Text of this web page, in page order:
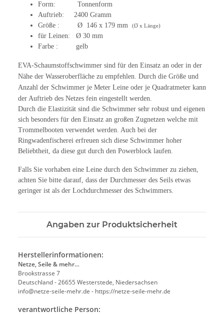
Form: Tonnenform
Auftrieb: 2400 Gramm
Größe : Ø 146 x 179 mm
(Ø x Länge)
für Leinen: Ø 30 mm
Farbe : gelb
EVA-Schaumstoffschwimmer sind für den Einsatz an oder in der
Nähe der Wasseroberfläche zu empfehlen. Durch die Größe und
Anzahl der Schwimmer je Meter Leine oder je Quadratmeter kann
der Auftrieb des Netzes fein eingestellt werden.
Durch die Elastizität sind die Schwimmer sehr robust und eigenen
sich besonders für den Einsatz an großen Zugnetzen welche mit
Trommelbooten verwendet werden. Auch bei der
Ringwadenfischerei erfreuen sich diese Schwimmer hoher
Beliebtheit, da diese gut durch den Powerblock laufen.
Falls Sie vorhaben eine Leine durch den Schwimmer zu ziehen,
achten Sie bitte darauf, dass der Durchmesser des Seils etwas
geringer ist als der Lochdurchmesser des Schwimmers.
Angaben zur Produktsicherheit
Herstellerinformationen:
Netze, Seile & mehr…
Brookstrasse 7
Deutschland - 26655 Westerstede, Niedersachsen
info@netze-seile-mehr.de - https://netze-seile-mehr.de
verantwortliche Person: